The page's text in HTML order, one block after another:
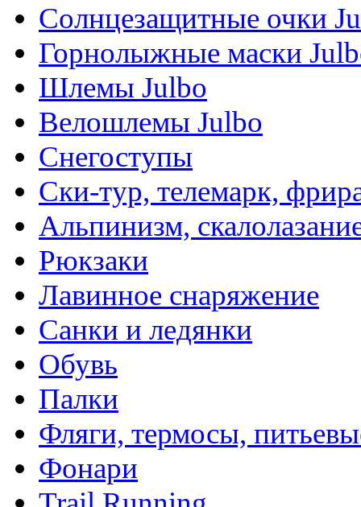
Солнцезащитные очки
Горнолыжные маски
Шлемы Julbo
Велошлемы Julbo
Снегоступы
Ски-тур, телемарк,
Альпинизм,
Рюкзаки
Лавинное снаряжение
Санки и ледянки
Обувь
Палки
Фляги, термосы,
Фонари